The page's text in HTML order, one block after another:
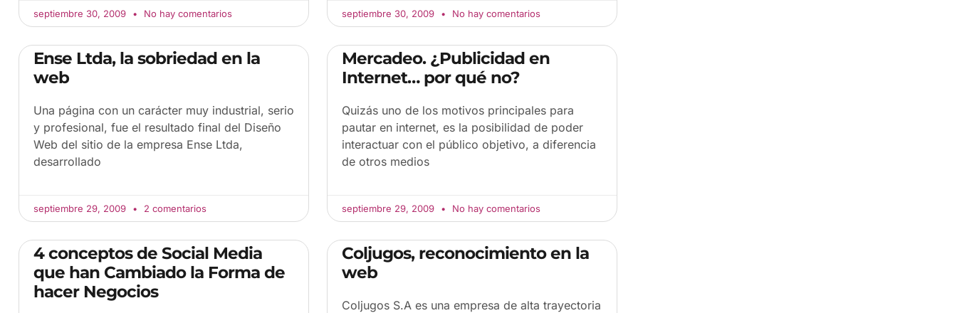
septiembre 30, 2009 No hay comentarios septiembre 30, 2009 No hay comentarios
Ense Ltda, la sobriedad en la
web
Una página con un carácter muy industrial, serio
y profesional, fue el resultado final del Diseño
Web del sitio de la empresa Ense Ltda,
desarrollado
septiembre 29, 2009 2 comentarios
Mercadeo. ¿Publicidad en
Internet… por qué no?
Quizás uno de los motivos principales para
pautar en internet, es la posibilidad de poder
interactuar con el público objetivo, a diferencia
de otros medios
septiembre 29, 2009 No hay comentarios
4 conceptos de Social Media
que han Cambiado la Forma de
hacer Negocios
Coljugos, reconocimiento en la
web
Coljugos S.A es una empresa de alta trayectoria